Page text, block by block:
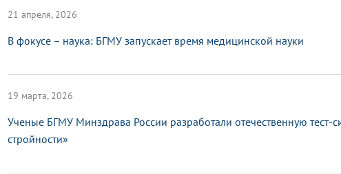
21 апреля, 2026
В фокусе – наука: БГМУ запускает время медицинской науки
19 марта, 2026
Ученые БГМУ Минздрава России разработали отечественную тест-
стройности»